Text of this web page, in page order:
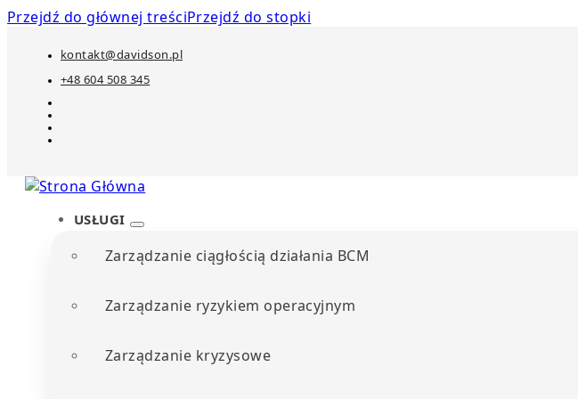
Przejdź do głównej treściPrzejdź do stopki
kontakt@davidson.pl
+48 604 508 345
USŁUGI
Zarządzanie ciągłością działania BCM
Zarządzanie ryzykiem operacyjnym
Zarządzanie kryzysowe